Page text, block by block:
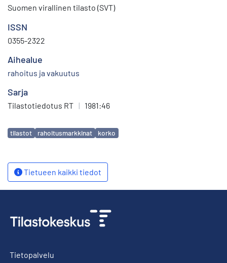
Suomen virallinen tilasto (SVT)
ISSN
0355-2322
Aihealue
rahoitus ja vakuutus
Sarja
Tilastotiedotus RT | 1981:46
Avainsanat
tilastot rahoitusmarkkinat korko
Tietueen kaikki tiedot
Tietopalvelu